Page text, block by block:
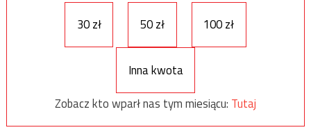
30 zł
50 zł 100 zł
Inna kwota
Zobacz kto wparł nas tym miesiącu: Tutaj